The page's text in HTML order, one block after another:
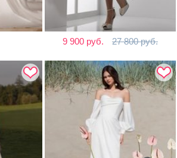
9 900 руб. 27 800 руб.